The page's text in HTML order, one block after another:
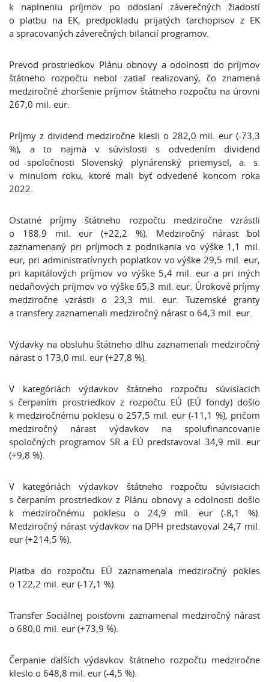
k naplneniu príjmov po odoslaní záverečných žiadostí
o platbu na EK, predpokladu prijatých ťarchopisov z EK
a spracovaných záverečných bilancií programov.
Prevod prostriedkov Plánu obnovy a odolnosti do príjmov
štátneho rozpočtu nebol zatiaľ realizovaný, čo znamená
medziročné zhoršenie príjmov štátneho rozpočtu na úrovni
267,0 mil. eur.
Príjmy z dividend medziročne klesli o 282,0 mil. eur (-73,3
%), a to najmä v súvislosti s odvedením dividend
od spoločnosti Slovenský plynárenský priemysel, a. s.
v minulom roku, ktoré mali byť odvedené koncom roka
2022.
Ostatné príjmy štátneho rozpočtu medziročne vzrástli
o 188,9 mil. eur (+22,2 %). Medziročný nárast bol
zaznamenaný pri príjmoch z podnikania vo výške 1,1 mil.
eur, pri administratívnych poplatkov vo výške 29,5 mil. eur,
pri kapitálových príjmov vo výške 5,4 mil. eur a pri iných
nedaňových príjmov vo výške 65,3 mil. eur. Úrokové príjmy
medziročne vzrástli o 23,3 mil. eur. Tuzemské granty
a transfery zaznamenali medziročný nárast o 64,3 mil. eur.
Výdavky na obsluhu štátneho dlhu zaznamenali medziročný
nárast o 173,0 mil. eur (+27,8 %).
V kategóriách výdavkov štátneho rozpočtu súvisiacich
s čerpaním prostriedkov z rozpočtu EÚ (EÚ fondy) došlo
k medziročnému poklesu o 257,5 mil. eur (-11,1 %), pričom
medziročný nárast výdavkov na spolufinancovanie
spoločných programov SR a EÚ predstavoval 34,9 mil. eur
(+9,8 %).
V kategóriách výdavkov štátneho rozpočtu súvisiacich
s čerpaním prostriedkov z Plánu obnovy a odolnosti došlo
k medziročnému poklesu o 24,9 mil. eur (-8,1 %).
Medziročný nárast výdavkov na DPH predstavoval 24,7 mil.
eur (+214,5 %).
Platba do rozpočtu EÚ zaznamenala medziročný pokles
o 122,2 mil. eur (-17,1 %).
Transfer Sociálnej poisťovni zaznamenal medziročný nárast
o 680,0 mil. eur (+73,9 %).
Čerpanie ďalších výdavkov štátneho rozpočtu medziročne
kleslo o 648,8 mil. eur (-4,5 %).